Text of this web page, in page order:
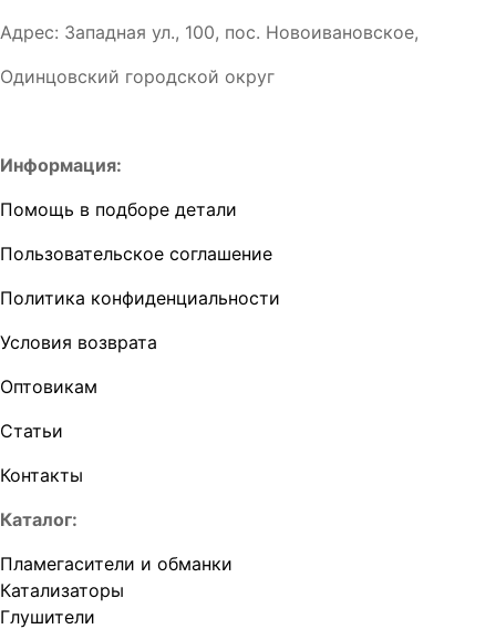
Адрес: Западная ул., 100, пос. Новоивановское,
Одинцовский городской округ
Информация:
Помощь в подборе детали
Пользовательское соглашение
Политика конфиденциальности
Условия возврата
Оптовикам
Статьи
Контакты
Каталог:
Пламегасители и обманки
Катализаторы
Глушители